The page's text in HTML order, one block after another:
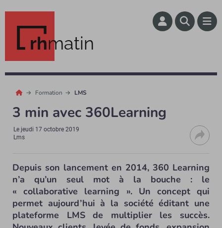
rhmatin
Formation LMS
3 min avec 360Learning
Le jeudi 17 octobre 2019
Lms
Depuis son lancement en 2014, 360 Learning
n’a qu’un seul mot à la bouche : le
« collaborative learning ». Un concept qui
permet aujourd’hui à la société éditant une
plateforme LMS de multiplier les succès.